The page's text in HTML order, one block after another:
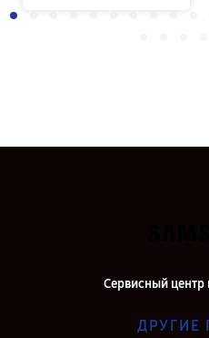
Сервисный центр
ДРУГИЕ